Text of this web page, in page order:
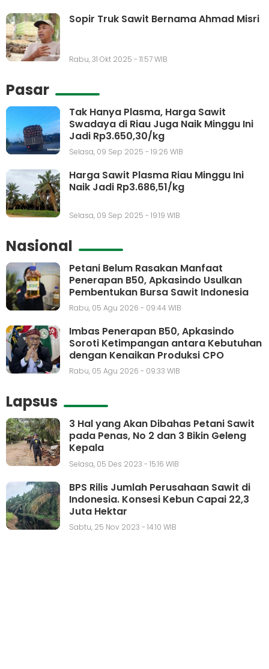
Sopir Truk Sawit Bernama Ahmad Misri
Rabu, 31 Okt 2025 - 11:57 WIB
Pasar
Tak Hanya Plasma, Harga Sawit
Swadaya di Riau Juga Naik Minggu Ini
Jadi Rp3.650,30/kg
Selasa, 09 Sep 2025 - 19:26 WIB
Harga Sawit Plasma Riau Minggu Ini
Naik Jadi Rp3.686,51/kg
Selasa, 09 Sep 2025 - 19:19 WIB
Nasional
Petani Belum Rasakan Manfaat
Penerapan B50, Apkasindo Usulkan
Pembentukan Bursa Sawit Indonesia
Rabu, 05 Agu 2026 - 09:44 WIB
Imbas Penerapan B50, Apkasindo
Soroti Ketimpangan antara Kebutuhan
dengan Kenaikan Produksi CPO
Rabu, 05 Agu 2026 - 09:33 WIB
Lapsus
3 Hal yang Akan Dibahas Petani Sawit
pada Penas, No 2 dan 3 Bikin Geleng
Kepala
Selasa, 05 Des 2023 - 15:16 WIB
BPS Rilis Jumlah Perusahaan Sawit di
Indonesia. Konsesi Kebun Capai 22,3
Juta Hektar
Sabtu, 25 Nov 2023 - 14:10 WIB